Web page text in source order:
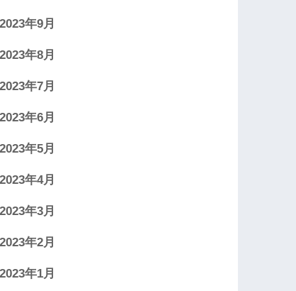
2023年9月
2023年8月
2023年7月
2023年6月
2023年5月
2023年4月
2023年3月
2023年2月
2023年1月